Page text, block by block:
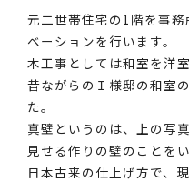
元二世帯住宅の1階を事
ベーションを行います。
木工事としては和室を洋
昔ながらのＩ様邸の和室
た。
真壁というのは、上の写
見せる作りの壁のことをい
日本古来の仕上げ方で、